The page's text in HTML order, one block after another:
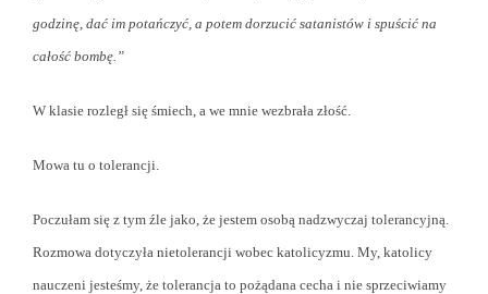
godzinę, dać im potańczyć, a potem dorzucić satanistów i spuścić na
całość bombę.”
W klasie rozległ się śmiech, a we mnie wezbrała złość.
Mowa tu o tolerancji.
Poczułam się z tym źle jako, że jestem osobą nadzwyczaj tolerancyjną.
Rozmowa dotyczyła nietolerancji wobec katolicyzmu. My, katolicy
nauczeni jesteśmy, że tolerancja to pożądana cecha i nie sprzeciwiamy